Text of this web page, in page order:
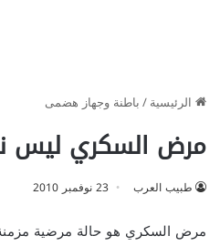
الرئيسية/باطنة وجهاز هضمى
مرض السكري ليس
طبيب العرب 23 نوفمبر 2010
مرض السكري هو حالة مرضية